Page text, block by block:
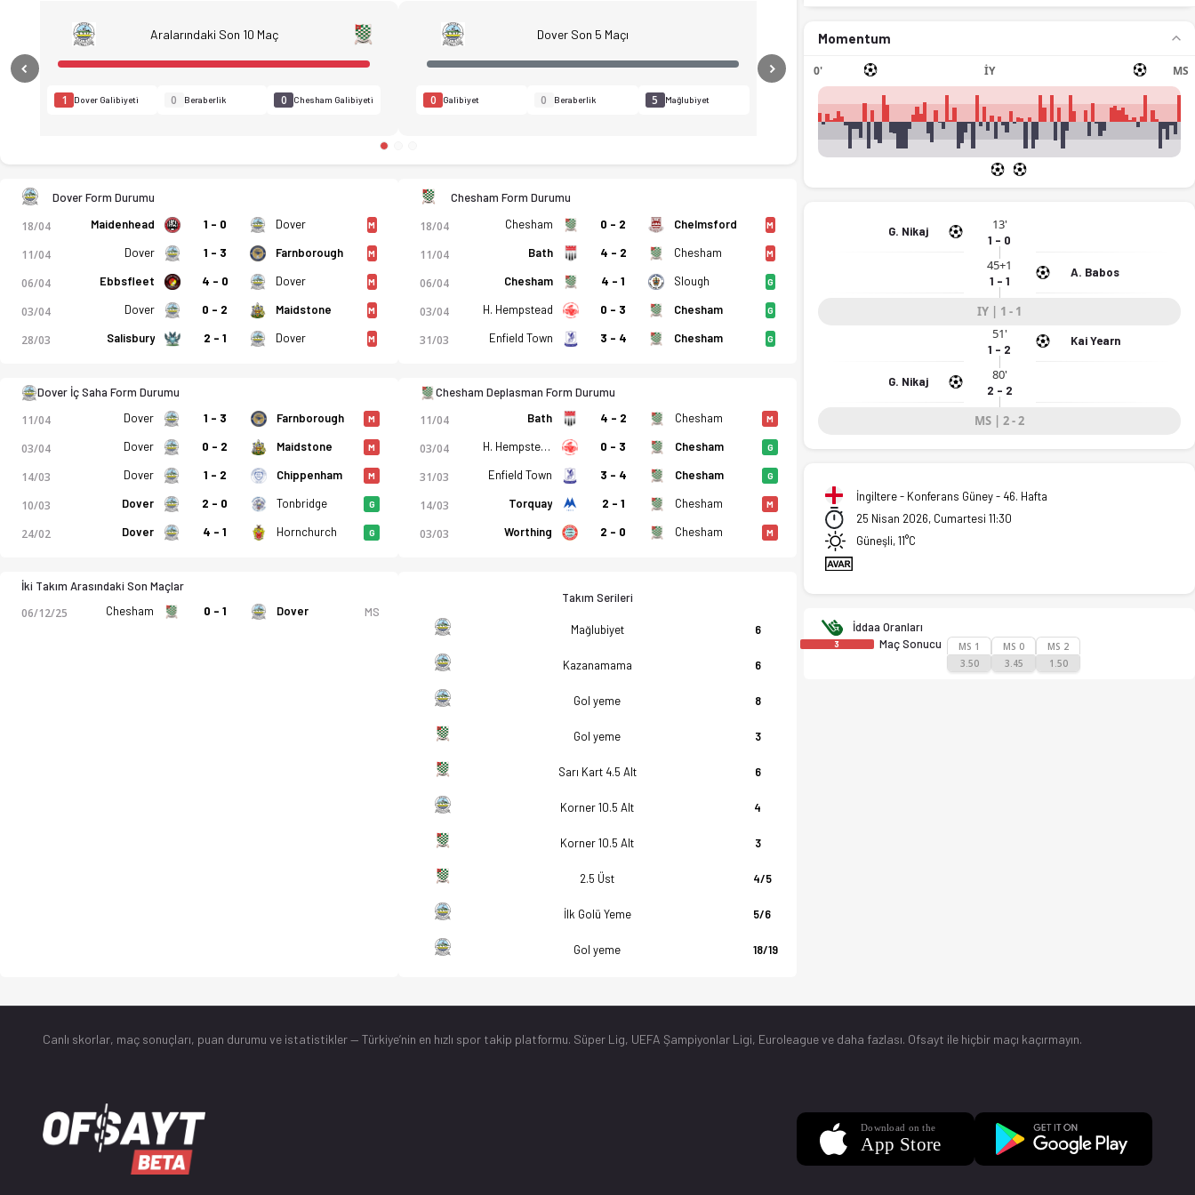
Aralarındaki Son 10 Maç
1 Dover Galibiyeti 0 Beraberlik 0 Chesham Galibiyeti
Dover Son 5 Maçı
0 Galibiyet 0 Beraberlik 5 Mağlubiyet
Previous Next
Dover Form Durumu
18/04 Maidenhead 1 - 0 Dover M
11/04 Dover 1 - 3 Farnborough M
06/04 Ebbsfleet 4 - 0 Dover M
03/04 Dover 0 - 2 Maidstone M
28/03 Salisbury 2 - 1 Dover M
Chesham Form Durumu
18/04 Chesham 0 - 2 Chelmsford M
11/04 Bath 4 - 2 Chesham M
06/04 Chesham 4 - 1 Slough G
03/04 H. Hempstead 0 - 3 Chesham G
31/03 Enfield Town 3 - 4 Chesham G
Dover İç Saha Form Durumu
11/04 Dover 1 - 3 Farnborough M
03/04 Dover 0 - 2 Maidstone M
14/03 Dover 1 - 2 Chippenham M
10/03 Dover 2 - 0 Tonbridge G
24/02 Dover 4 - 1 Hornchurch G
Chesham Deplasman Form Durumu
11/04 Bath 4 - 2 Chesham M
03/04 H. Hempstead 0 - 3 Chesham G
31/03 Enfield Town 3 - 4 Chesham G
14/03 Torquay 2 - 1 Chesham M
03/03 Worthing 2 - 0 Chesham M
İki Takım Arasındaki Son Maçlar
06/12/25 Chesham 0 - 1 Dover MS
Takım Serileri
Mağlubiyet 6
Kazanamama 6
Gol yeme 8
Gol yeme 3
Sarı Kart 4.5 Alt 6
Korner 10.5 Alt 4
Korner 10.5 Alt 3
2.5 Üst 4/5
İlk Golü Yeme 5/6
Gol yeme 18/19
Momentum
0' İY MS
G. Nikaj 13'
1 - 0
45+1
1 - 1
A. Babos
IY | 1 - 1
51'
1 - 2
Kai Yearn
G. Nikaj 80'
2 - 2
MS | 2 - 2
İngiltere - Konferans Güney - 46. Hafta
25 Nisan 2026, Cumartesi 11:30
Güneşli, 11°C
İddaa Oranları
3 Maç Sonucu
MS 1
3.50
MS 0
3.45
MS 2
1.50
Canlı skorlar, maç sonuçları, puan durumu ve istatistikler — Türkiye’nin en hızlı spor takip platformu. Süper Lig, UEFA Şampiyonlar Ligi, Euroleague ve daha fazlası. Ofsayt ile hiçbir maçı kaçırmayın.